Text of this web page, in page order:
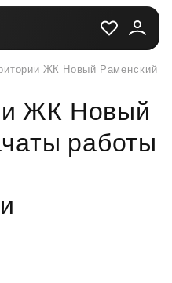
ЖК Новый Раменский
ЖК Новый
работы